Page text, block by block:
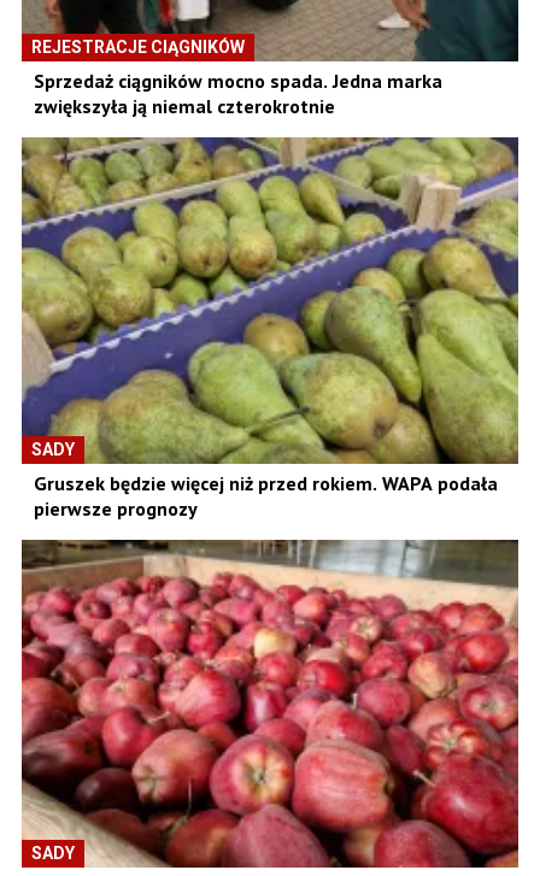
REJESTRACJE CIĄGNIKÓW
Sprzedaż ciągników mocno spada. Jedna marka
zwiększyła ją niemal czterokrotnie
SADY
Gruszek będzie więcej niż przed rokiem. WAPA podała
pierwsze prognozy
SADY